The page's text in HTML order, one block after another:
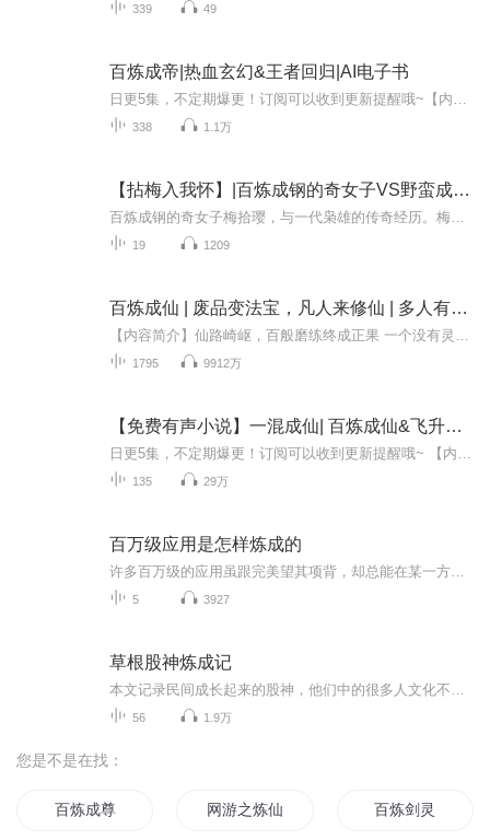
339 49
百炼成帝|热血玄幻&王者回归|AI电子书
338 1.1万
【拈梅入我怀】|百炼成钢的奇女子VS野蛮成长的枭雄
19 1209
百炼成仙 | 废品变法宝，凡人来修仙 | 多人有声剧
1795 9912万
【免费有声小说】一混成仙| 百炼成仙&飞升修炼 |AI电子书
135 29万
百万级应用是怎样炼成的
5 3927
草根股神炼成记
56 1.9万
您是不是在找：
百炼成尊 网游之炼仙 百炼剑灵